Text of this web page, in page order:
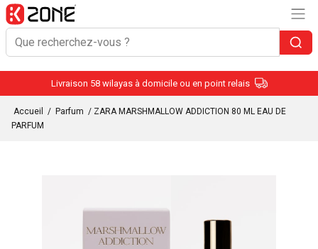
Livraison 58 wilayas à domicile ou en point relais
Accueil / Parfum / ZARA MARSHMALLOW ADDICTION 80 ML EAU DE
PARFUM